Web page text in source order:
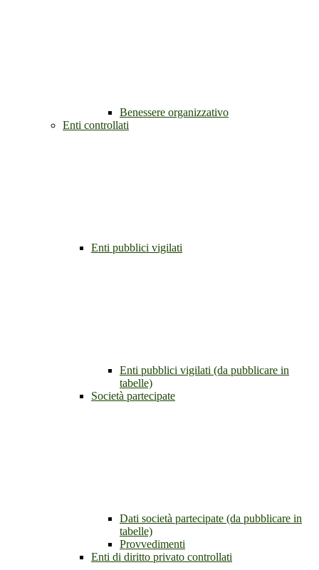
Benessere organizzativo
Enti controllati
Enti pubblici vigilati
Enti pubblici vigilati (da pubblicare in
tabelle)
Società partecipate
Dati società partecipate (da pubblicare in
tabelle)
Provvedimenti
Enti di diritto privato controllati